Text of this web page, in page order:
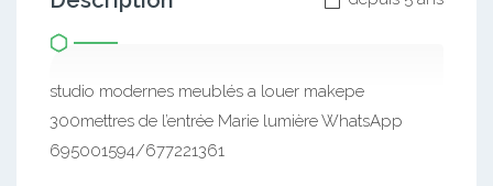
studio modernes meublés a louer makepe
300mettres de l’entrée Marie lumière WhatsApp
695001594/677221361